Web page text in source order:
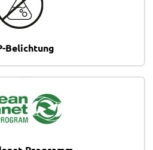
Belichtung